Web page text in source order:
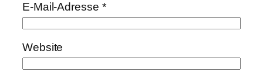
E-Mail-Adresse *
Website